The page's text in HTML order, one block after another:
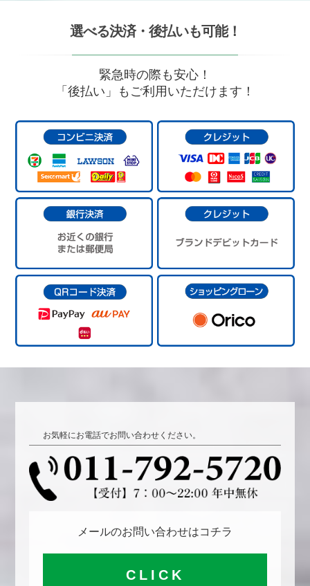
選べる決済・後払いも可能！
緊急時の際も安心！
「後払い」もご利用いただけます！
お気軽にお電話でお問い合わせください。
メールのお問い合わせはコチラ
CLICK